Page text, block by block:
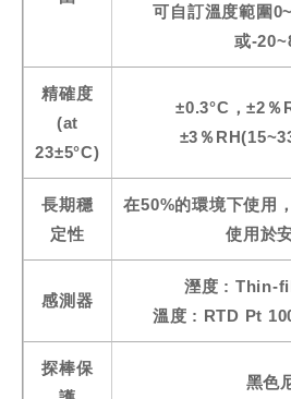
可自訂溫度範圍
或-
精確度
(at
23±5°C)
±0.3°C，±2％
±3％
長期穩
定性
在50%的環境下使用
使用於
感測器
溼度 : Thin-
溫度 : RTD Pt
探棒保
黑色